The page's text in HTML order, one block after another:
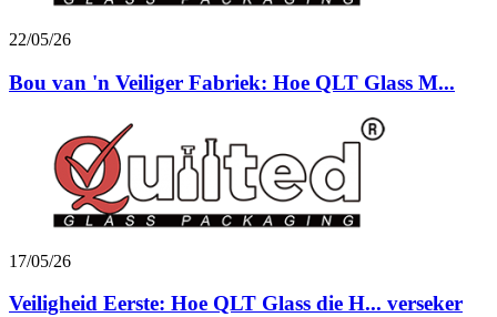
22/05/26
Bou van 'n Veiliger Fabriek: Hoe QLT Glass M...
17/05/26
Veiligheid Eerste: Hoe QLT Glass die H... verseker